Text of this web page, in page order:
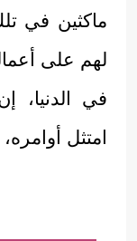
ماكثين في
لهم على
في الدنيا،
امتثل